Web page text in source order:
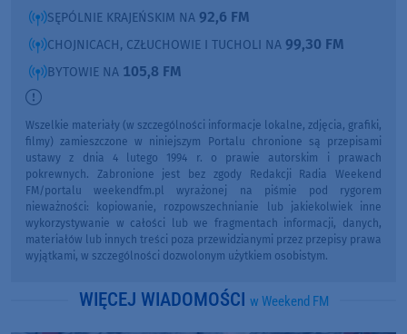
SĘPÓLNIE KRAJEŃSKIM NA 92,6 FM
CHOJNICACH, CZŁUCHOWIE I TUCHOLI NA 99,30 FM
BYTOWIE NA 105,8 FM
Wszelkie materiały (w szczególności informacje lokalne, zdjęcia, grafiki,
filmy) zamieszczone w niniejszym Portalu chronione są przepisami
ustawy z dnia 4 lutego 1994 r. o prawie autorskim i prawach
pokrewnych. Zabronione jest bez zgody Redakcji Radia Weekend
FM/portalu weekendfm.pl wyrażonej na piśmie pod rygorem
nieważności: kopiowanie, rozpowszechnianie lub jakiekolwiek inne
wykorzystywanie w całości lub we fragmentach informacji, danych,
materiałów lub innych treści poza przewidzianymi przez przepisy prawa
wyjątkami, w szczególności dozwolonym użytkiem osobistym.
WIĘCEJ WIADOMOŚCI w Weekend FM